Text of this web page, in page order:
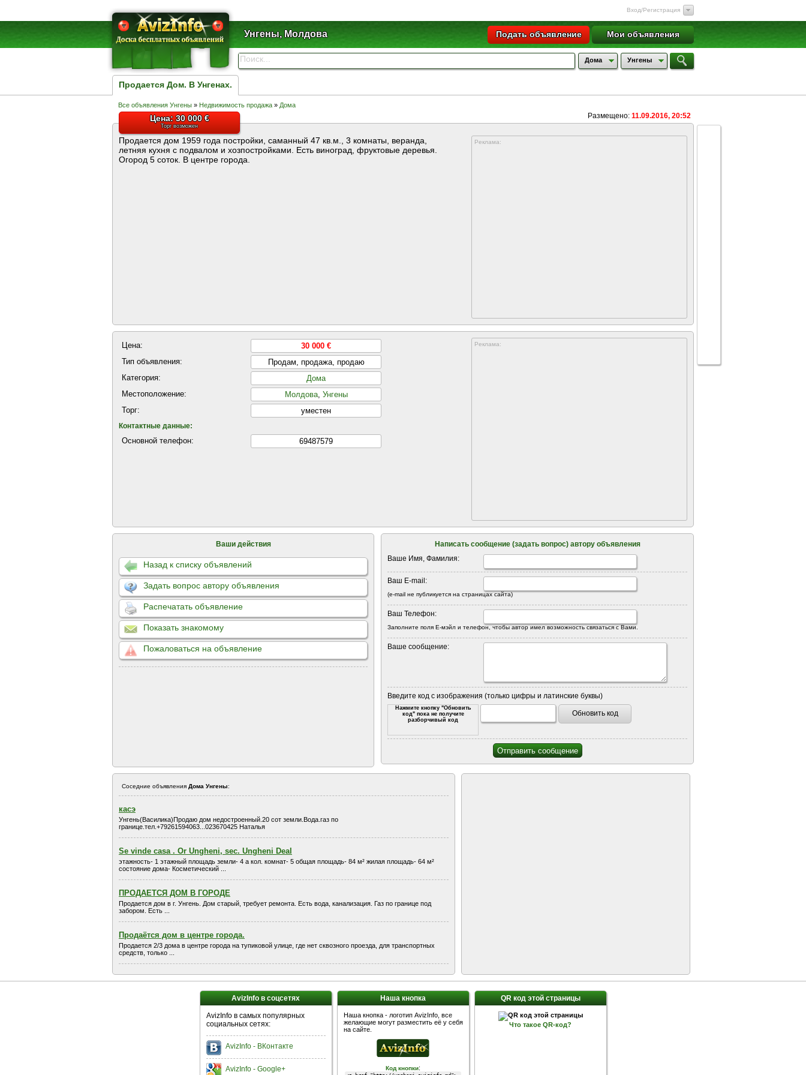
Вход/Регистрация
Унгены, Молдова Мои объявления
Подать объявление
Дома Унгены
Продается Дом. В Унгенах.
Все объявления Унгены » Недвижимость продажа » Дома
Размещено: 11.09.2016, 20:52
Цена: 30 000 €
Торг возможен
Реклама:
Продается дом 1959 года постройки, саманный 47 кв.м., 3 комнаты, веранда,
летняя кухня с подвалом и хозпостройками. Есть виноград, фруктовые деревья.
Огород 5 соток. В центре города.
Цена:
30 000 €
Тип объявления:
Продам, продажа, продаю
Категория:
Дома
Местоположение:
Молдова, Унгены
Торг:
уместен
Контактные данные:
Основной телефон: 69487579
Реклама:
Ваши действия
Назад к списку объявлений
Задать вопрос автору объявления
Распечатать объявление
Показать знакомому
Пожаловаться на объявление
Написать сообщение (задать вопрос) автору объявления
Ваше Имя, Фамилия:
Ваш E-mail:
(e-mail не публикуется на страницах сайта)
Ваш Телефон:
Заполните поля Е-мэйл и телефон, чтобы автор имел возможность связаться с Вами.
Ваше сообщение:
Введите код с изображения (только цифры и латинские буквы)
Нажмите кнопку "Обновить
код" пока не получите
разборчивый код
Обновить код
Соседние объявления Дома Унгены:
касэ
Унгень(Василика)Продаю дом недостроенный.20 сот земли.Вода.газ по
границе.тел.+79261594063...023670425 Наталья
Se vinde casa . Or Ungheni, sec. Ungheni Deal
этажность- 1 этажный площадь земли- 4 а кол. комнат- 5 общая площадь- 84 м² жилая площадь- 64 м²
состояние дома- Косметический ...
ПРОДАЕТСЯ ДОМ В ГОРОДЕ
Продается дом в г. Унгень. Дом старый, требует ремонта. Есть вода, канализация. Газ по границе под
забором. Есть ...
Продаётся дом в центре города.
Продается 2/3 дома в центре города на тупиковой улице, где нет сквозного проезда, для транспортных
средств, только ...
AvizInfo в соцсетях
AvizInfo в самых популярных
социальных сетях:
AvizInfo - ВКонтакте
AvizInfo - Google+
Наша кнопка
Наша кнопка - логотип AvizInfo, все
желающие могут разместить её у себя
на сайте.
Код кнопки:
QR код этой страницы
Что такое QR-код?